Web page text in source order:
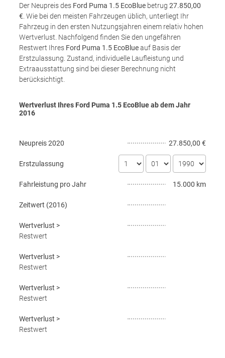
Der Neupreis des Ford Puma 1.5 EcoBlue betrug 27.850,00
€ . Wie bei den meisten Fahrzeugen üblich, unterliegt Ihr
Fahrzeug in den ersten Nutzungsjahren einem relativ hohen
Wertverlust. Nachfolgend finden Sie den ungefähren
Restwert Ihres Ford Puma 1.5 EcoBlueauf Basis der
Erstzulassung. Zustand, individuelle Laufleistung und
Extraausstattung sind bei dieser Berechnung nicht
berücksichtigt.
Wertverlust Ihres Ford Puma 1.5 EcoBlue ab dem Jahr
2016
Neupreis2020 27.850,00 €
Erstzulassung
Fahrleistung pro Jahr 15.000 km
Zeitwert (2016)
Wertverlust >
Restwert
Wertverlust >
Restwert
Wertverlust >
Restwert
Wertverlust >
Restwert